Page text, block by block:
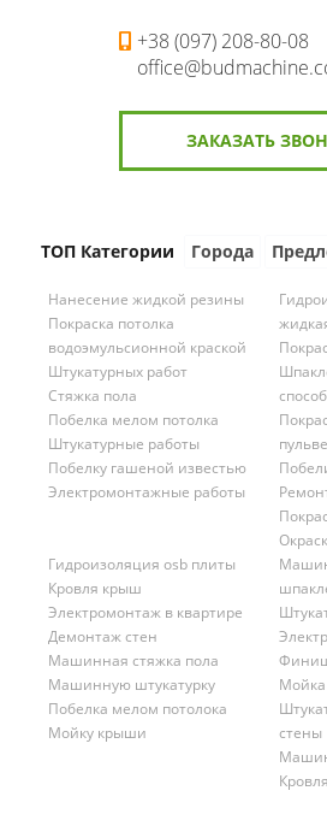
+38 (097) 208-80-08
ЗАКАЗАТЬ
ТОП Категории Города
Нанесение жидкой резины
Покраска потолка
водоэмульсионной краской
Штукатурных работ
Стяжка пола
Побелка мелом потолка
Штукатурные работы
Побелку гашеной известью
Электромонтажные работы
Гидроизоляция osb плиты
Кровля крыш
Электромонтаж в квартире
Демонтаж стен
Машинная стяжка пола
Машинную штукатурку
Побелка мелом потолока
Мойку крыши
Мойка
стены